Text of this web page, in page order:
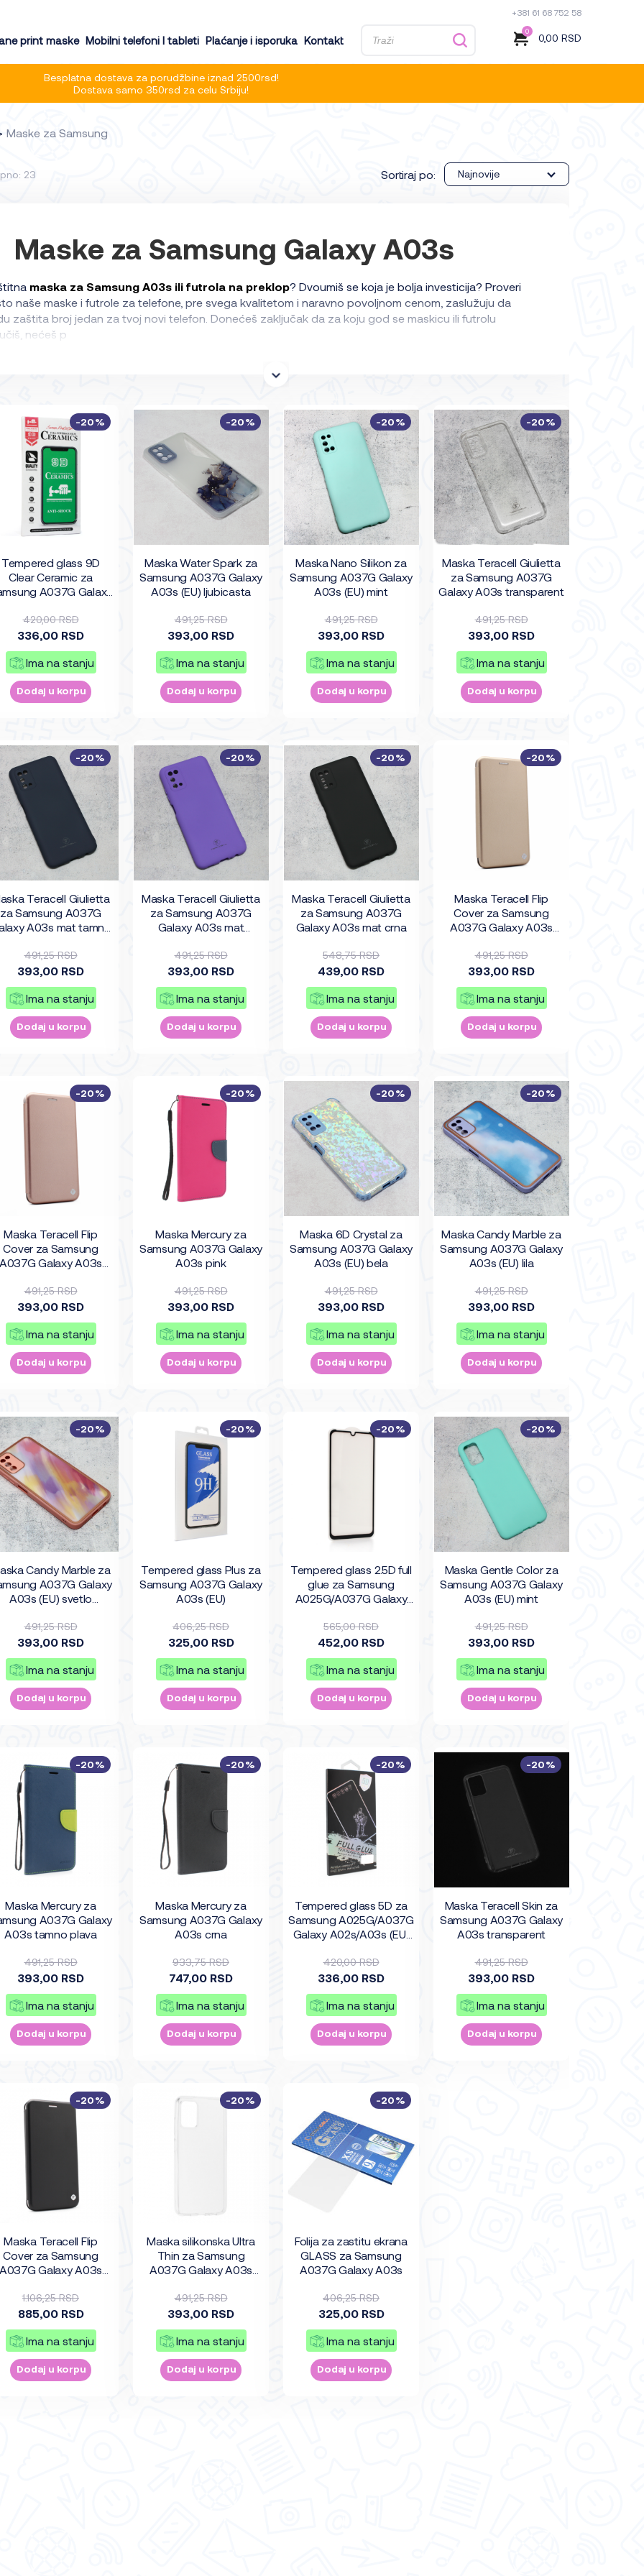
+381 61 68 752 58
print maske Mobilni telefoni I tableti Plaćanje i isporuka Kontakt
0
0,00 RSD
Besplatna dostava za porudžbine iznad 2500rsd!
Dostava samo 350rsd za celu Srbiju!
Maske za Samsung
23 Sortiraj po: Najnovije
Maske za Samsung Galaxy A03s
maska za Samsung A03s ili futrola na preklop? Dvoumiš se koja je bolja investicija? Proveri
naše maske i futrole za telefone, pre svega kvalitetom i naravno povoljnom cenom, zaslužuju da
zaštita broj jedan za tvoj novi telefon. Donećeš zaključak da za koju god se maskicu ili futrolu
nećeš p
Tempered glass 9D
Clear Ceramic za
A037G Galaxy
420,00 RSD
336,00 RSD
Ima na stanju
Dodaj u korpu
-20%
Maska Water Spark za
Samsung A037G Galaxy
A03s (EU) ljubicasta
491,25 RSD
393,00 RSD
Ima na stanju
Dodaj u korpu
-20%
Maska Nano Silikon za
Samsung A037G Galaxy
A03s (EU) mint
491,25 RSD
393,00 RSD
Ima na stanju
Dodaj u korpu
-20%
Maska Teracell Giulietta
za Samsung A037G
Galaxy A03s transparent
491,25 RSD
393,00 RSD
Ima na stanju
Dodaj u korpu
-20%
Teracell Giulietta
za Samsung A037G
A03s mat tamno
491,25 RSD
393,00 RSD
Ima na stanju
Dodaj u korpu
-20%
Maska Teracell Giulietta
za Samsung A037G
Galaxy A03s mat
491,25 RSD
393,00 RSD
Ima na stanju
Dodaj u korpu
-20%
Maska Teracell Giulietta
za Samsung A037G
Galaxy A03s mat crna
548,75 RSD
439,00 RSD
Ima na stanju
Dodaj u korpu
-20%
Maska Teracell Flip
Cover za Samsung
A037G Galaxy A03s
491,25 RSD
393,00 RSD
Ima na stanju
Dodaj u korpu
-20%
Maska Teracell Flip
Cover za Samsung
A037G Galaxy A03s
491,25 RSD
393,00 RSD
Ima na stanju
Dodaj u korpu
-20%
Maska Mercury za
Samsung A037G Galaxy
A03s pink
491,25 RSD
393,00 RSD
Ima na stanju
Dodaj u korpu
-20%
Maska 6D Crystal za
Samsung A037G Galaxy
A03s (EU) bela
491,25 RSD
393,00 RSD
Ima na stanju
Dodaj u korpu
-20%
Maska Candy Marble za
Samsung A037G Galaxy
A03s (EU) lila
491,25 RSD
393,00 RSD
Ima na stanju
Dodaj u korpu
-20%
Candy Marble za
A037G Galaxy
A03s (EU) svetlo
491,25 RSD
393,00 RSD
Ima na stanju
Dodaj u korpu
-20%
Tempered glass Plus za
Samsung A037G Galaxy
A03s (EU)
406,25 RSD
325,00 RSD
Ima na stanju
Dodaj u korpu
-20%
Tempered glass 2.5D full
glue za Samsung
A025G/A037G Galaxy
565,00 RSD
452,00 RSD
Ima na stanju
Dodaj u korpu
-20%
Maska Gentle Color za
Samsung A037G Galaxy
A03s (EU) mint
491,25 RSD
393,00 RSD
Ima na stanju
Dodaj u korpu
-20%
Maska Mercury za
A037G Galaxy
A03s tamno plava
491,25 RSD
393,00 RSD
Ima na stanju
Dodaj u korpu
-20%
Maska Mercury za
Samsung A037G Galaxy
A03s crna
933,75 RSD
747,00 RSD
Ima na stanju
Dodaj u korpu
-20%
Tempered glass 5D za
Samsung A025G/A037G
Galaxy A02s/A03s (EU)
420,00 RSD
336,00 RSD
Ima na stanju
Dodaj u korpu
-20%
Maska Teracell Skin za
Samsung A037G Galaxy
A03s transparent
491,25 RSD
393,00 RSD
Ima na stanju
Dodaj u korpu
-20%
Maska Teracell Flip
Cover za Samsung
A037G Galaxy A03s
1.106,25 RSD
885,00 RSD
Ima na stanju
Dodaj u korpu
-20%
Maska silikonska Ultra
Thin za Samsung
A037G Galaxy A03s
491,25 RSD
393,00 RSD
Ima na stanju
Dodaj u korpu
-20%
Folija za zastitu ekrana
GLASS za Samsung
A037G Galaxy A03s
406,25 RSD
325,00 RSD
Ima na stanju
Dodaj u korpu
-20%